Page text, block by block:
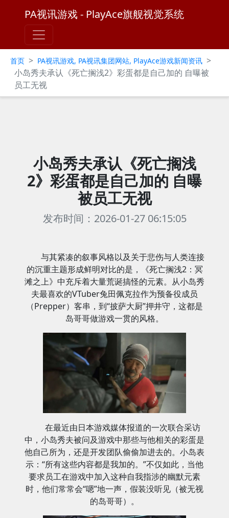
PA视讯游戏 - PlayAce旗舰视觉系统
首页 > PA视讯游戏, PA视讯集团网站, PlayAce游戏新闻资讯 >
小岛秀夫承认《死亡搁浅2》彩蛋都是自己加的 自曝被
员工无视
小岛秀夫承认《死亡搁浅
2》彩蛋都是自己加的 自曝
被员工无视
发布时间：2026-01-27 06:15:05
与其紧凑的叙事风格以及关于悲伤与人类连接
的沉重主题形成鲜明对比的是，《死亡搁浅2：冥
滩之上》中充斥着大量荒诞搞怪的元素。从小岛秀
夫最喜欢的VTuber兔田佩克拉作为预备役成员
（Prepper）客串，到“披萨大厨”押井守，这都是
岛哥哥做游戏一贯的风格。
在最近由日本游戏媒体报道的一次联合采访
中，小岛秀夫被问及游戏中那些与他相关的彩蛋是
他自己所为，还是开发团队偷偷加进去的。小岛表
示：“所有这些内容都是我加的。”不仅如此，当他
要求员工在游戏中加入这种自我指涉的幽默元素
时，他们常常会“嗯”地一声，假装没听见（被无视
的岛哥哥）。